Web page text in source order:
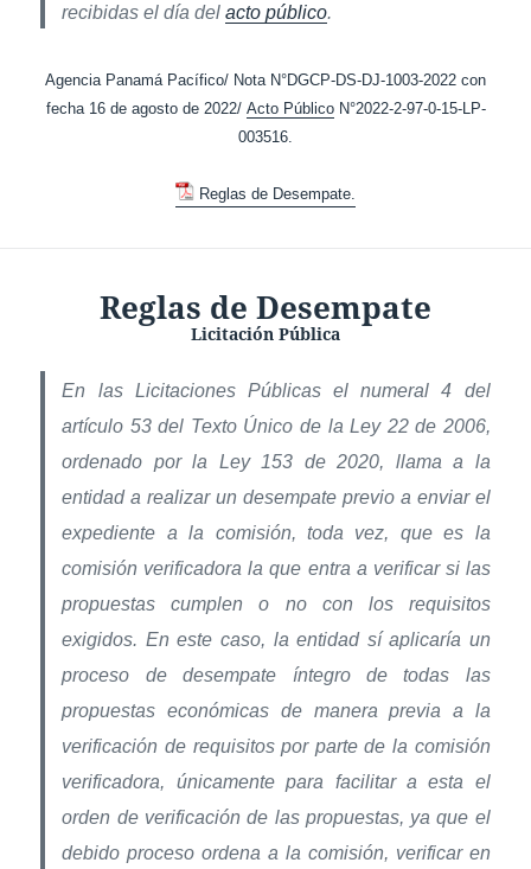
recibidas el día delacto público.
Agencia Panamá Pacífico/ Nota N°DGCP-DS-DJ-1003-2022 con
fecha 16 de agosto de 2022/ Acto PúblicoN°2022-2-97-0-15-LP-
003516.
Reglas de Desempate.
Reglas de Desempate
Licitación Pública
En las Licitaciones Públicas el numeral 4 del
artículo 53 del Texto Único de la Ley 22 de 2006,
ordenado por la Ley 153 de 2020, llama a la
entidad a realizar un desempate previo a enviar el
expediente a la comisión, toda vez, que es la
comisión verificadora la que entra a verificar si las
propuestas cumplen o no con los requisitos
exigidos. En este caso, la entidad sí aplicaría un
proceso de desempate íntegro de todas las
propuestas económicas de manera previa a la
verificación de requisitos por parte de la comisión
verificadora, únicamente para facilitar a esta el
orden de verificación de las propuestas, ya que el
debido proceso ordena a la comisión, verificar en